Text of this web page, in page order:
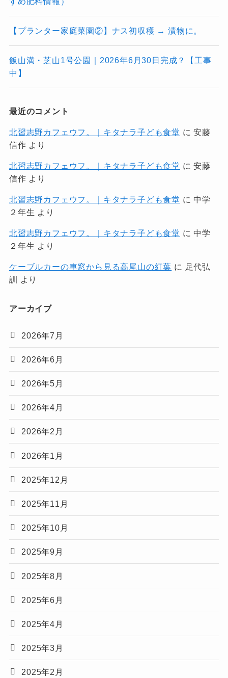
【プランター家庭菜園②】ナス初収穫 → 漬物に。
飯山満・芝山1号公園｜2026年6月30日完成？【工事
中】
最近のコメント
北習志野カフェウフ。｜キタナラ子ども食堂 に安藤
信作 より
北習志野カフェウフ。｜キタナラ子ども食堂 に安藤
信作 より
北習志野カフェウフ。｜キタナラ子ども食堂 に 中学
２年生 より
北習志野カフェウフ。｜キタナラ子ども食堂 に 中学
２年生 より
ケーブルカーの車窓から見る高尾山の紅葉 に 足代弘
訓
より
アーカイブ
2026年7月
2026年6月
2026年5月
2026年4月
2026年2月
2026年1月
2025年12月
2025年11月
2025年10月
2025年9月
2025年8月
2025年6月
2025年4月
2025年3月
2025年2月